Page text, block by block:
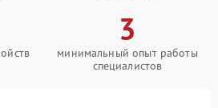
3
минимальный опыт работы
специалистов